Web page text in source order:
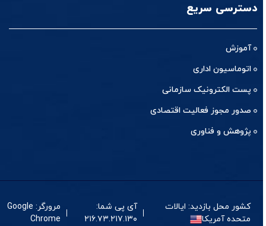
دسترسی سریع
آموزش
اتوماسیون اداری
پست الکترونیک سازمانی
صدور مجوز فعالیت اقتصادی
پژوهش و فناوری
کشور محل بازدید: ایالات
متحده آمریکا
آی پی شما:
۲۱۶.۷۳.۲۱۷.۱۳۰
مرورگر: Google
Chrome